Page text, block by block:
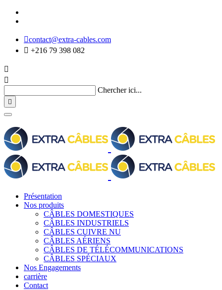
contact@extra-cables.com
 +216 79 398 082


Chercher ici...

Présentation
Nos produits
CÂBLES DOMESTIQUES
CÂBLES INDUSTRIELS
CÂBLES CUIVRE NU
CÂBLES AÉRIENS
CÂBLES DE TÉLÉCOMMUNICATIONS
CÂBLES SPÉCIAUX
Nos Engagements
carrière
Contact